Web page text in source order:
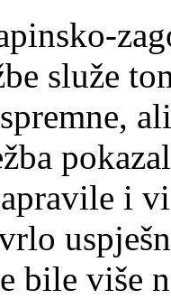
služe
i
bile više